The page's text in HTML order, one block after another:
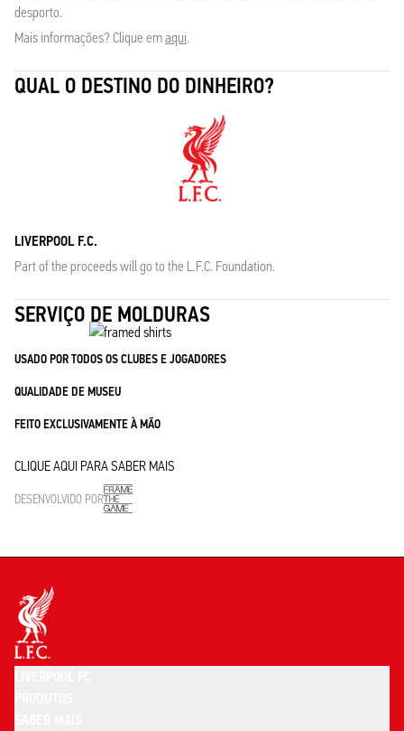
desporto.
Mais informações? Clique emaqui.
QUAL O DESTINO DO DINHEIRO?
LIVERPOOL F.C.
Part of the proceeds will go to the L.F.C. Foundation.
SERVIÇO DE MOLDURAS
USADO POR TODOS OS CLUBES E JOGADORES
QUALIDADE DE MUSEU
FEITO EXCLUSIVAMENTE À MÃO
CLIQUE AQUI PARA SABER MAIS
DESENVOLVIDO POR